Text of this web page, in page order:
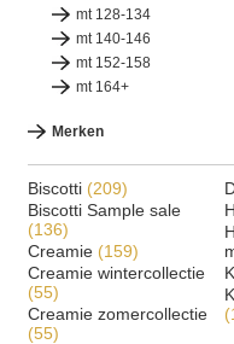
mt 128-134
mt 140-146
mt 152-158
mt 164+
Merken
Biscotti (209)
Biscotti Sample sale
(136)
Creamie (159)
Creamie wintercollectie
(55)
Creamie zomercollectie
(55)